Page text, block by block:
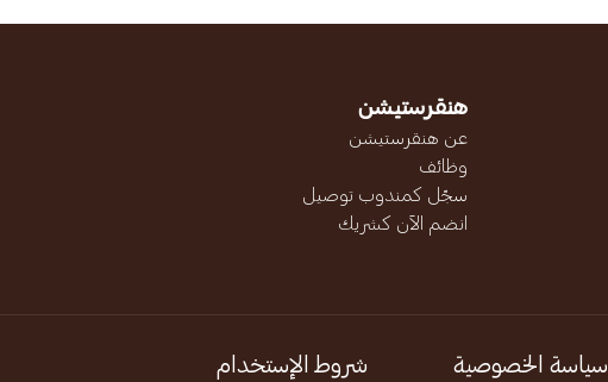
هنقرستيشن
عن هنقرستيشن
وظائف
سجّل كمندوب توصيل
انضم الآن كشريك
سياسة الخصوصية شروط الإستخدام